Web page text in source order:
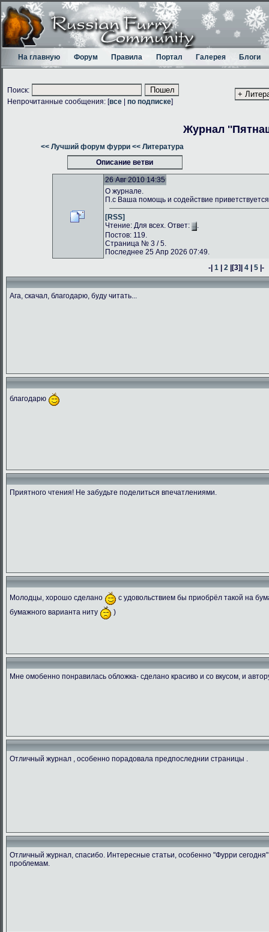
На главную Форум Правила Портал Галерея Блоги
Поиск:
Непрочитанные сообщения: [все по подписке]
Журнал
<< Лучший форум фурри << Литература
Описание ветви
26 Авг 2010 14:35
О журнале.
П.с Ваша помощь и содействие
[RSS]
Чтение: Для всех. Ответ:
.
Постов: 119.
Страница № 3 / 5.
Последнее 25 Апр 2026 07:49.
-|1 |2 |[3]|4 |5 |-
Ага, скачал, благодарю, буду читать...
благодарю
Приятного чтения! Не забудьте поделиться впечатлениями.
Молодцы, хорошо сделано
с удовольствием бы приобрёл такой на
бумажного варианта ниту
)
Мне омобенно понравилась обложка- сделано красиво и со вкусом, и
Отличный журнал , особенно порадовала предпоследнии страницы .
Отличный журнал, спасибо. Интересные статьи, особенно "Фурри
проблемам.